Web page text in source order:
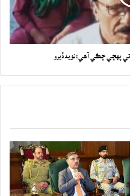
پھچي چڪي آھي:نويد ڏيرو